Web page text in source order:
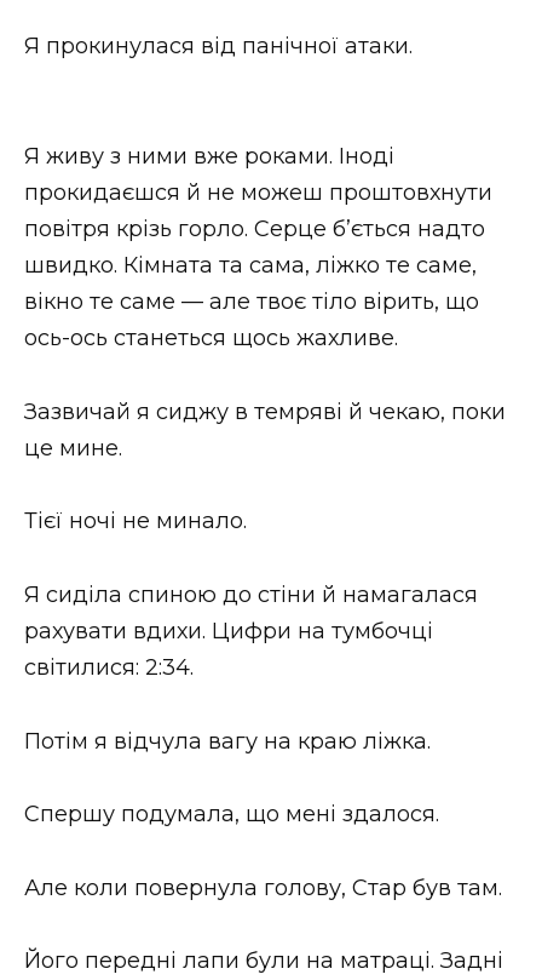
Я прокинулася від панічної атаки.
Я живу з ними вже роками. Іноді
прокидаєшся й не можеш проштовхнути
повітря крізь горло. Серце б’ється надто
швидко. Кімната та сама, ліжко те саме,
вікно те саме — але твоє тіло вірить, що
ось-ось станеться щось жахливе.
Зазвичай я сиджу в темряві й чекаю, поки
це мине.
Тієї ночі не минало.
Я сиділа спиною до стіни й намагалася
рахувати вдихи. Цифри на тумбочці
світилися: 2:34.
Потім я відчула вагу на краю ліжка.
Спершу подумала, що мені здалося.
Але коли повернула голову, Стар був там.
Його передні лапи були на матраці. Задні